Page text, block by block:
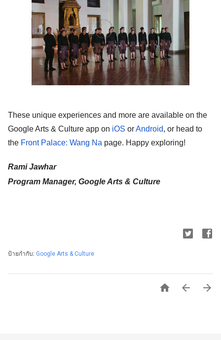
These unique experiences and more are available on the
Google Arts & Culture app on iOS or Android, or head to
the Front Palace: Wang Na page. Happy exploring!
Rami Jawhar
Program Manager, Google Arts & Culture
ป้ายกำกับ: Google Arts & Culture
  